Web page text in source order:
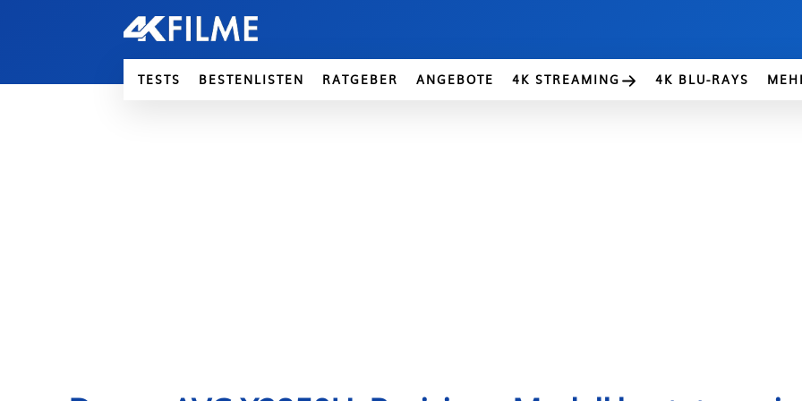
TESTS BESTENLISTEN RATGEBER ANGEBOTE 4K STREAMING 4K BLU-RAYS